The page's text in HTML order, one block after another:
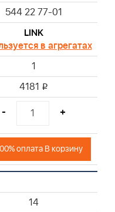
544 22 77-01
LINK
в агрегатах
1
4181 i
- +
оплата В корзину
14